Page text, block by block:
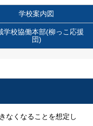
学校案内図
学校協働本部(柳っこ応援
団)
なくなることを想定し